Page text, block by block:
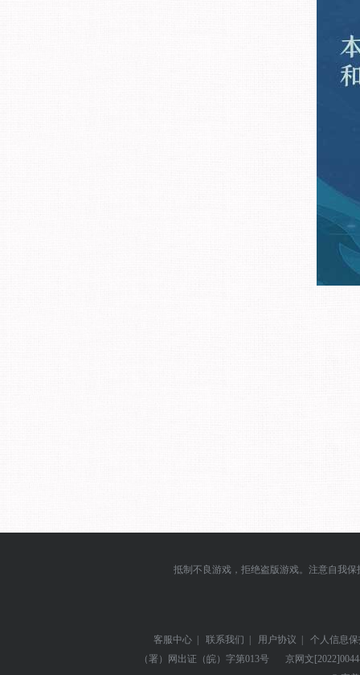
抵制不良游戏，拒绝盗版游戏。注意自我
客服中心 | 联系我们 | 用户协议 |
个人信息
（署）网出证（皖）字第013号
京网文